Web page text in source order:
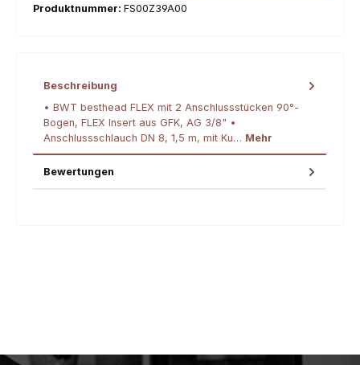
Produktnummer: FS00Z39A00
Beschreibung
• BWT besthead FLEX mit 2 Anschlussstücken 90°-
Bogen, FLEX Insert aus GFK, AG 3/8" •
Anschlussschlauch DN 8, 1,5 m, mit Ku… Mehr
Bewertungen